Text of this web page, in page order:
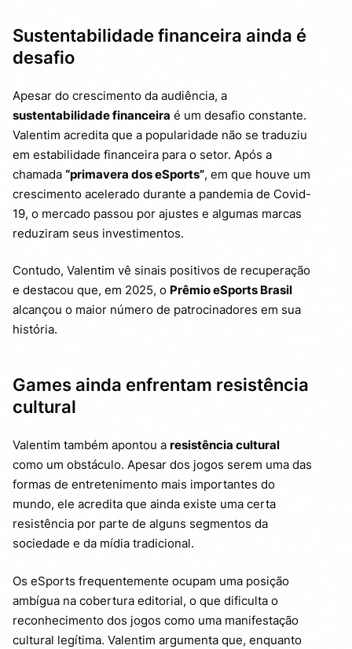
Sustentabilidade financeira ainda é
desafio
Apesar do crescimento da audiência, a
sustentabilidade financeira é um desafio constante.
Valentim acredita que a popularidade não se traduziu
em estabilidade financeira para o setor. Após a
chamada “primavera dos eSports”, em que houve um
crescimento acelerado durante a pandemia de Covid-
19, o mercado passou por ajustes e algumas marcas
reduziram seus investimentos.
Contudo, Valentim vê sinais positivos de recuperação
e destacou que, em 2025, o Prêmio eSports Brasil
alcançou o maior número de patrocinadores em sua
história.
Games ainda enfrentam resistência
cultural
Valentim também apontou a resistência cultural
como um obstáculo. Apesar dos jogos serem uma das
formas de entretenimento mais importantes do
mundo, ele acredita que ainda existe uma certa
resistência por parte de alguns segmentos da
sociedade e da mídia tradicional.
Os eSports frequentemente ocupam uma posição
ambígua na cobertura editorial, o que dificulta o
reconhecimento dos jogos como uma manifestação
cultural legítima. Valentim argumenta que, enquanto